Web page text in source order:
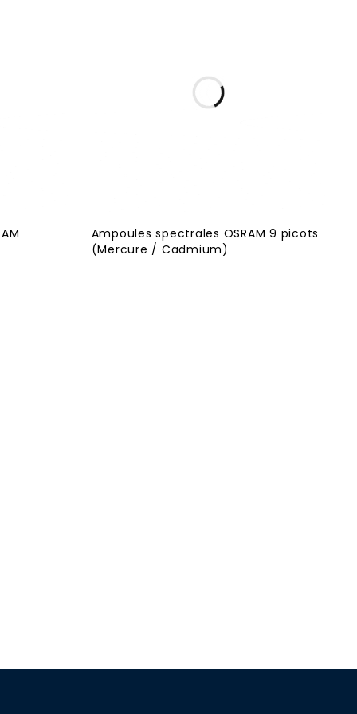
Ampoules spectrales OSRAM 9 picots
(Mercure / Cadmium)